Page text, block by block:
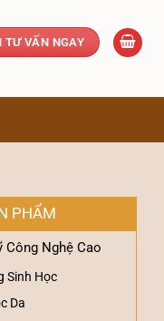
TƯ VẤN NGAY
PHẨM
Công Nghệ Cao
Sinh Học
Da